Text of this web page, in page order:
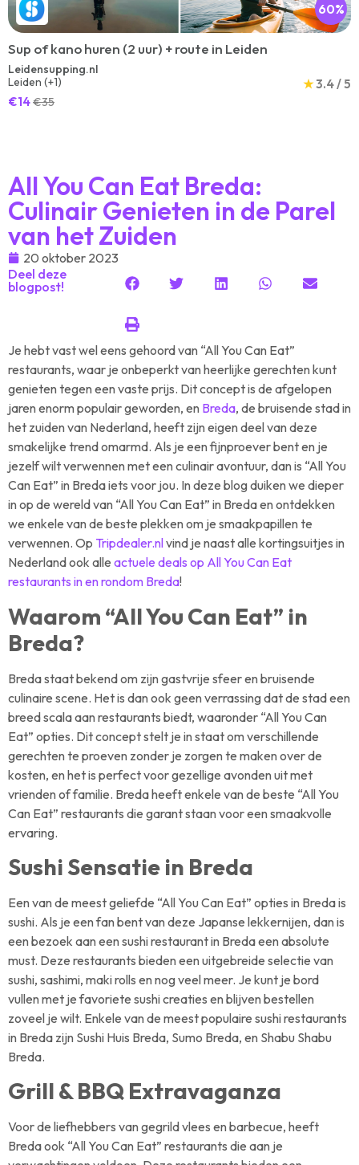
60%
Sup of kano huren (2 uur) + route in Leiden
Leidensupping.nl
Leiden (+1)
★3.4 / 5
€14€35
All You Can Eat Breda:
Culinair Genieten in de Parel
van het Zuiden
20 oktober 2023
Deel deze
blogpost!
Je hebt vast wel eens gehoord van “All You Can Eat”
restaurants, waar je onbeperkt van heerlijke gerechten kunt
genieten tegen een vaste prijs. Dit concept is de afgelopen
jaren enorm populair geworden, en Breda, de bruisende stad in
het zuiden van Nederland, heeft zijn eigen deel van deze
smakelijke trend omarmd. Als je een fijnproever bent en je
jezelf wilt verwennen met een culinair avontuur, dan is “All You
Can Eat” in Breda iets voor jou. In deze blog duiken we dieper
in op de wereld van “All You Can Eat” in Breda en ontdekken
we enkele van de beste plekken om je smaakpapillen te
verwennen. Op Tripdealer.nlvind je naast alle kortingsuitjes in
Nederland ook alle actuele deals op All You Can Eat
restaurants in en rondom Breda!
Waarom “All You Can Eat” in
Breda?
Breda staat bekend om zijn gastvrije sfeer en bruisende
culinaire scene. Het is dan ook geen verrassing dat de stad een
breed scala aan restaurants biedt, waaronder “All You Can
Eat” opties. Dit concept stelt je in staat om verschillende
gerechten te proeven zonder je zorgen te maken over de
kosten, en het is perfect voor gezellige avonden uit met
vrienden of familie. Breda heeft enkele van de beste “All You
Can Eat” restaurants die garant staan voor een smaakvolle
ervaring.
Sushi Sensatie in Breda
Een van de meest geliefde “All You Can Eat” opties in Breda is
sushi. Als je een fan bent van deze Japanse lekkernijen, dan is
een bezoek aan een sushi restaurant in Breda een absolute
must. Deze restaurants bieden een uitgebreide selectie van
sushi, sashimi, maki rolls en nog veel meer. Je kunt je bord
vullen met je favoriete sushi creaties en blijven bestellen
zoveel je wilt. Enkele van de meest populaire sushi restaurants
in Breda zijn Sushi Huis Breda, Sumo Breda, en Shabu Shabu
Breda.
Grill & BBQ Extravaganza
Voor de liefhebbers van gegrild vlees en barbecue, heeft
Breda ook “All You Can Eat” restaurants die aan je